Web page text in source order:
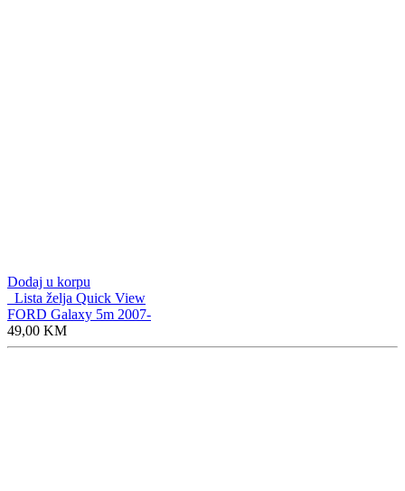
Dodaj u korpu
Lista želja Quick View
FORD Galaxy 5m 2007-
49,00 KM